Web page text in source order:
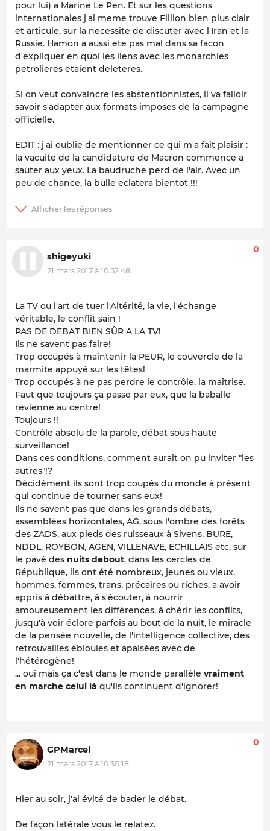
pour lui) a Marine Le Pen. Et sur les questions
internationales j'ai meme trouve Fillion bien plus clair
et articule, sur la necessite de discuter avec l'Iran et la
Russie. Hamon a aussi ete pas mal dans sa facon
d'expliquer en quoi les liens avec les monarchies
petrolieres etaient deleteres.
Si on veut convaincre les abstentionnistes, il va falloir
savoir s'adapter aux formats imposes de la campagne
officielle.
EDIT : j'ai oublie de mentionner ce qui m'a fait plaisir :
la vacuite de la candidature de Macron commence a
sauter aux yeux. La baudruche perd de l'air. Avec un
peu de chance, la bulle eclatera bientot !!!
shigeyuki
21 mars 2017 à 10:52:48
0
La TV ou l'art de tuer l'Altérité, la vie, l'échange
véritable, le conflit sain !
PAS DE DEBAT BIEN SÛR A LA TV!
Ils ne savent pas faire!
Trop occupés à maintenir la PEUR, le couvercle de la
marmite appuyé sur les têtes!
Trop occupés à ne pas perdre le contrôle, la maîtrise.
Faut que toujours ça passe par eux, que la baballe
revienne au centre!
Toujours !!
Contrôle absolu de la parole, débat sous haute
surveillance!
Dans ces conditions, comment aurait on pu inviter "les
autres"!?
Décidément ils sont trop coupés du monde à présent
qui continue de tourner sans eux!
Ils ne savent pas que dans les grands débats,
assemblées horizontales, AG, sous l'ombre des forêts
des ZADS, aux pieds des ruisseaux à Sivens, BURE,
NDDL, ROYBON, AGEN, VILLENAVE, ECHILLAIS etc, sur
le pavé des nuits debout, dans les cercles de
République, ils ont été nombreux, jeunes ou vieux,
hommes, femmes, trans, précaires ou riches, a avoir
appris à débattre, à s'écouter, à nourrir
amoureusement les différences, à chérir les conflits,
jusqu'à voir éclore parfois au bout de la nuit, le miracle
de la pensée nouvelle, de l'intelligence collective, des
retrouvailles éblouies et apaisées avec de
l'hétérogène!
... oui mais ça c'est dans le monde parallèle vraiment
en marche celui là qu'ils continuent d'ignorer!
GPMarcel
21 mars 2017 à 10:30:18
0
Hier au soir, j'ai évité de bader le débat.
De façon latérale vous le relatez.